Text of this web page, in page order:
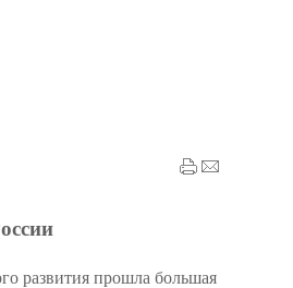
развития прошла большая